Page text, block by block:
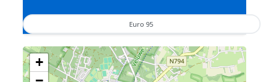
Euro 95
Geen tankstations met locatiegegevens gevonden.
De kaart kan niet worden weergegeven zonder GPS coördinaten.
+